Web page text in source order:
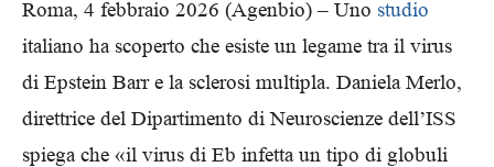
Roma, 4 febbraio 2026 (Agenbio) – Uno studio
italiano ha scoperto che esiste un legame tra il virus
di Epstein Barr e la sclerosi multipla. Daniela Merlo,
direttrice del Dipartimento di Neuroscienze dell’ISS
spiega che «il virus di Eb infetta un tipo di globuli